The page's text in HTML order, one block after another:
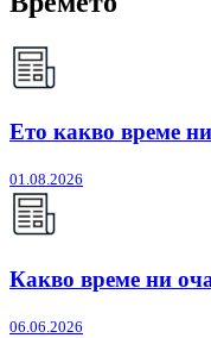
Ето какво време
01.08.2026
Какво време ни
06.06.2026